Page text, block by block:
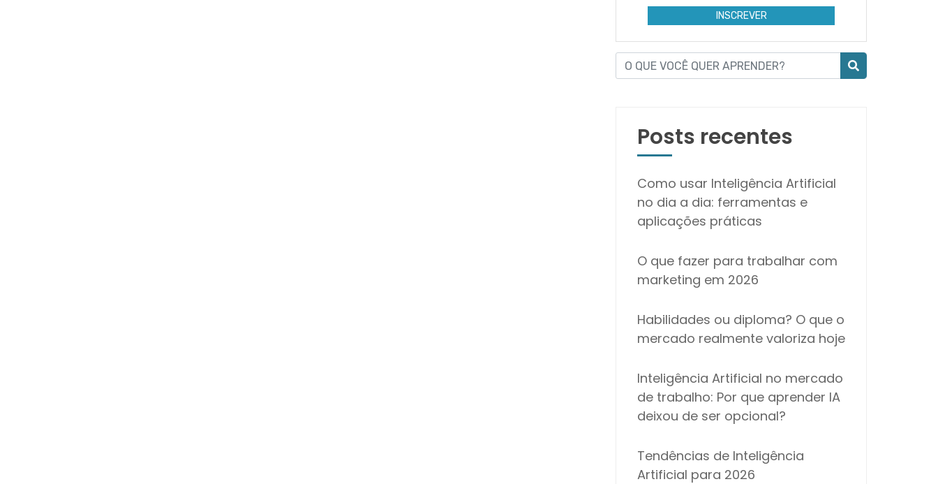
Posts recentes
Como usar Inteligência Artificial
no dia a dia: ferramentas e
aplicações práticas
O que fazer para trabalhar com
marketing em 2026
Habilidades ou diploma? O que o
mercado realmente valoriza hoje
Inteligência Artificial no mercado
de trabalho: Por que aprender IA
deixou de ser opcional?
Tendências de Inteligência
Artificial para 2026